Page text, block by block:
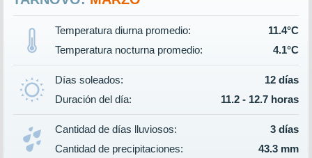
Temperatura diurna promedio:
11.4°C
Temperatura nocturna promedio:
4.1°C
Días soleados:
12 días
Duración del día:
11.2 - 12.7 horas
Cantidad de días lluviosos:
3 días
Cantidad de precipitaciones:
43.3 mm